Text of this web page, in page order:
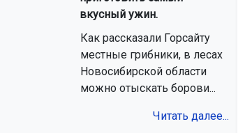
вкусный ужин.
Как рассказали Горсайту
местные грибники, в лесах
Новосибирской области
можно отыскать борови...
Читать далее...